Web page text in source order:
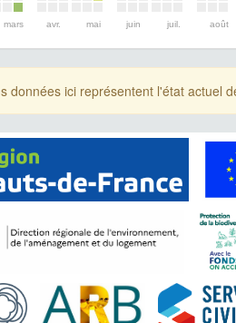
mars avr. mai juin juil. août
données ici représentent l'état actuel